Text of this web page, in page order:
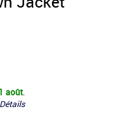
août
Détails